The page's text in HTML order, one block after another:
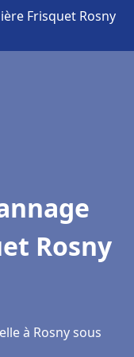
Frisquet Rosny
Rosny
à Rosny sous